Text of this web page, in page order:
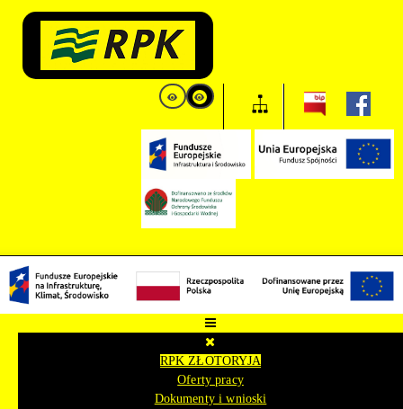
RPK ZŁOTORYJA
Oferty pracy
Dokumenty i wnioski